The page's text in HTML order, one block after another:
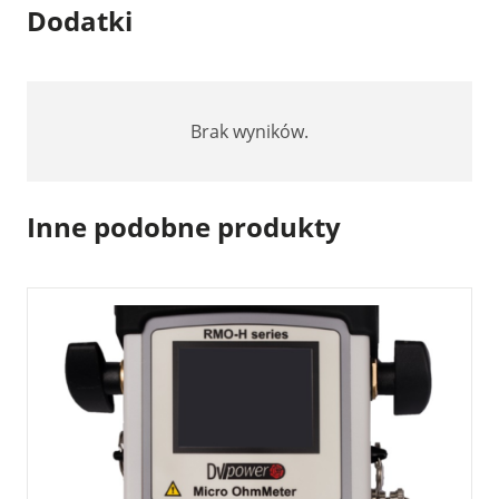
Dodatki
Brak wyników.
Inne podobne produkty